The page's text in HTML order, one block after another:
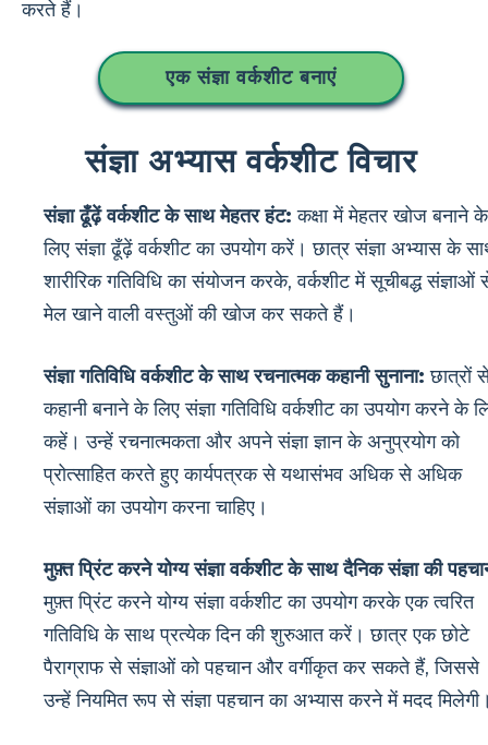
करते हैं।
एक संज्ञा वर्कशीट बनाएं
संज्ञा अभ्यास वर्कशीट विचार
संज्ञा ढूँढ़ें वर्कशीट के साथ मेहतर हंट: कक्षा में मेहतर खोज बनाने के
लिए संज्ञा ढूँढ़ें वर्कशीट का उपयोग करें। छात्र संज्ञा अभ्यास के
शारीरिक गतिविधि का संयोजन करके, वर्कशीट में सूचीबद्ध संज्ञाओं
मेल खाने वाली वस्तुओं की खोज कर सकते हैं।
संज्ञा गतिविधि वर्कशीट के साथ रचनात्मक कहानी सुनाना: छात्रों
कहानी बनाने के लिए संज्ञा गतिविधि वर्कशीट का उपयोग करने के
कहें। उन्हें रचनात्मकता और अपने संज्ञा ज्ञान के अनुप्रयोग को
प्रोत्साहित करते हुए कार्यपत्रक से यथासंभव अधिक से अधिक
संज्ञाओं का उपयोग करना चाहिए।
मुफ़्त प्रिंट करने योग्य संज्ञा वर्कशीट के साथ दैनिक संज्ञा की
मुफ़्त प्रिंट करने योग्य संज्ञा वर्कशीट का उपयोग करके एक त्वरित
गतिविधि के साथ प्रत्येक दिन की शुरुआत करें। छात्र एक छोटे
पैराग्राफ से संज्ञाओं को पहचान और वर्गीकृत कर सकते हैं, जिससे
उन्हें नियमित रूप से संज्ञा पहचान का अभ्यास करने में मदद